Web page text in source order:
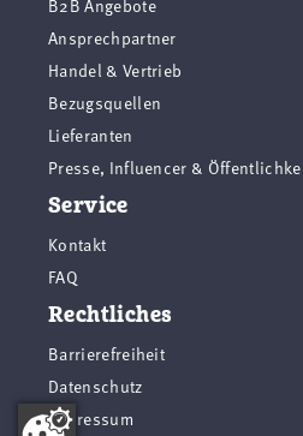
B2B Angebote
Ansprechpartner
Handel & Vertrieb
Bezugsquellen
Lieferanten
Presse, Influencer &
Service
Kontakt
FAQ
Rechtliches
Barrierefreiheit
Datenschutz
Impressum